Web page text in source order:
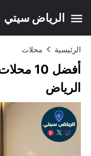
الرياض سيتي
الرئيسية محلات
أفضل
الرياض